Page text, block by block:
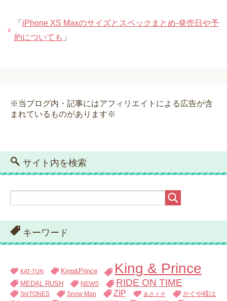
「 iPhone XS Maxのサイズとスペックまとめ-発売日や予
約についても 」
※当ブログ内・記事にはアフィリエイトによる広告が含
まれているものがあります※
サイト内を検索
キーワード
KAT-TUN King&Prince King & Prince
MEDAL RUSH NEWS RIDE ON TIME
SixTONES Snow Man ZIP あさイチ
かぐや様は